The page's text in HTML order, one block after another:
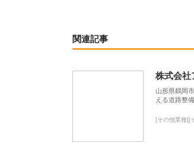
関連記事
株式会社
山形県鶴岡
える道路整
[その他業種][